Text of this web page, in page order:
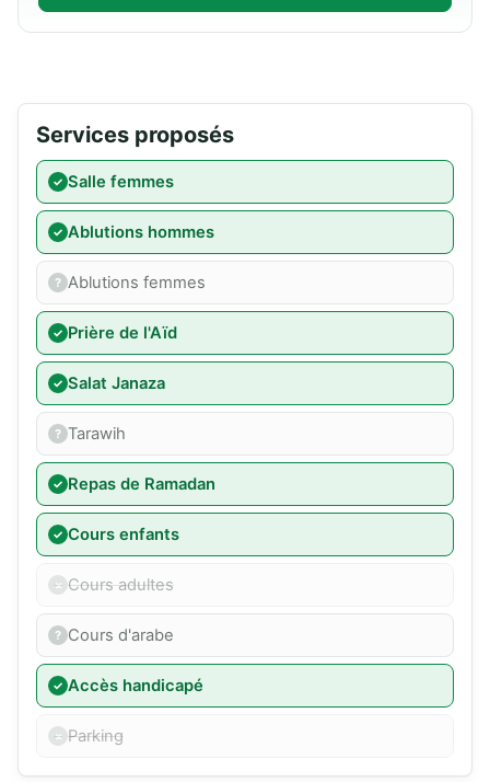
Services proposés
Salle femmes
Ablutions hommes
Ablutions femmes
Prière de l'Aïd
Salat Janaza
Tarawih
Repas de Ramadan
Cours enfants
Cours adultes
Cours d'arabe
Accès handicapé
Parking